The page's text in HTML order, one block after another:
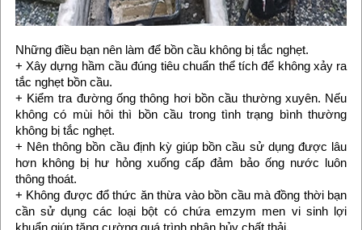
Những điều bạn nên làm để bồn cầu không bị tắc nghẹt.
+ Xây dựng hầm cầu đúng tiêu chuẩn thể tích để không xảy ra
tắc nghẹt bồn cầu.
+ Kiểm tra đường ống thông hơi bồn cầu thường xuyên. Nếu
không có mùi hôi thì bồn cầu trong tình trạng bình thường
không bị tắc nghẹt.
+ Nên thông bồn cầu định kỳ giúp bồn cầu sử dụng được lâu
hơn không bị hư hỏng xuống cấp đảm bảo ống nước luôn
thông thoát.
+ Không được đổ thức ăn thừa vào bồn cầu mà đồng thời bạn
cần sử dụng các loại bột có chứa emzym men vi sinh lợi